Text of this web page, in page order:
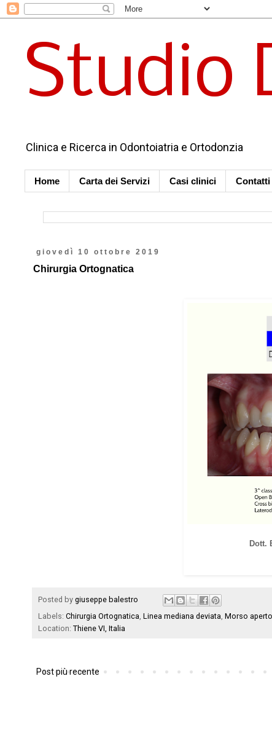
Studio
Clinica e Ricerca in Odontoiatria e Ortodonzia
Home Carta dei Servizi Casi clinici Contatti
giovedì 10 ottobre 2019
Chirurgia Ortognatica
Dott.
Posted by giuseppe balestro
Labels: Chirurgia Ortognatica, Linea mediana deviata, Morso
Location: Thiene VI, Italia
Post più recente